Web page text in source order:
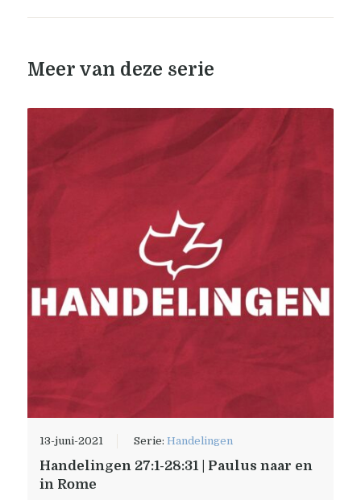
Meer van deze serie
13-juni-2021 Serie:Handelingen
Handelingen 27:1-28:31 | Paulus naar en
in Rome